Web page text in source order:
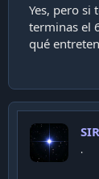
Yes, pero si
terminas el
qué
.